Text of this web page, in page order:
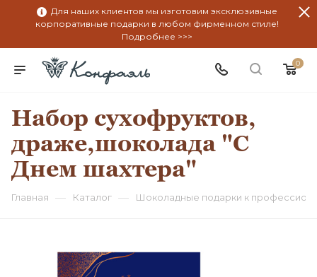
Для наших клиентов мы изготовим эксклюзивные
корпоративные подарки в любом фирменном стиле!
Подробнее >>>
0
Набор сухофруктов,
драже,шоколада "С
Днем шахтера"
Главная — Каталог — Шоколадные подарки к